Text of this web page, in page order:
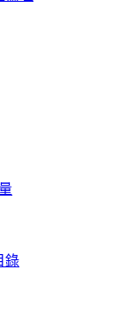
錄